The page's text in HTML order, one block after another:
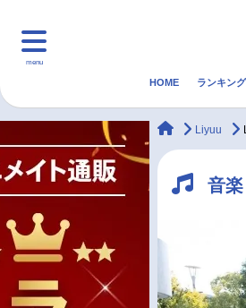
menu
マンガ・ラノベ ゲーム
HOME ランキング
Liyuu
音楽